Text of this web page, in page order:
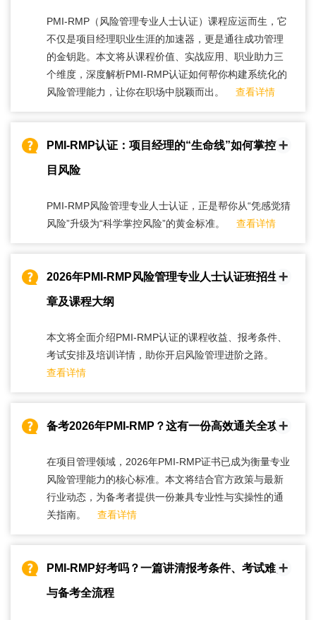
PMI-RMP（风险管理专业人士认证）课程应运而生，它
不仅是项目经理职业生涯的加速器，更是通往成功管理
的金钥匙。本文将从课程价值、实战应用、职业助力三
个维度，深度解析PMI-RMP认证如何帮你构建系统化的
风险管理能力，让你在职场中脱颖而出。 查看详情
PMI-RMP认证：项目经理的“生命线”如何掌控项
目风险
PMI-RMP风险管理专业人士认证，正是帮你从“凭感觉猜
风险”升级为“科学掌控风险”的黄金标准。 查看详情
2026年PMI-RMP风险管理专业人士认证班招生简
章及课程大纲
本文将全面介绍PMI-RMP认证的课程收益、报考条件、
考试安排及培训详情，助你开启风险管理进阶之路。
查看详情
备考2026年PMI-RMP？这有一份高效通关全攻略
在项目管理领域，2026年PMI-RMP证书已成为衡量专业
风险管理能力的核心标准。本文将结合官方政策与最新
行业动态，为备考者提供一份兼具专业性与实操性的通
关指南。 查看详情
PMI-RMP好考吗？一篇讲清报考条件、考试难点
与备考全流程